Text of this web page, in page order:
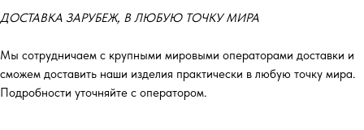
ДОСТАВКА ЗАРУБЕЖ, В ЛЮБУЮ ТОЧКУ МИРА
Мы сотрудничаем с крупными мировыми операторами доставки и
сможем доставить наши изделия практически в любую точку мира.
Подробности уточняйте с оператором.